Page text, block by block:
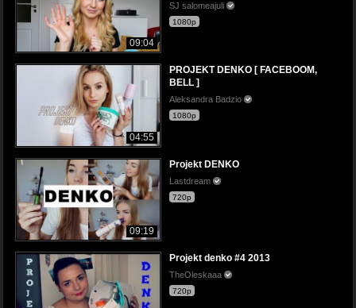
09:04
SJ salomeajuli
1080p
04:55
PROJEKT DENKO [ FACEBOOM,
BELL ]
Aleksandra Badzio
1080p
09:19
Projekt DENKO
Lastdream
720p
Projekt denko #4 2013
TheOleskaaa
720p